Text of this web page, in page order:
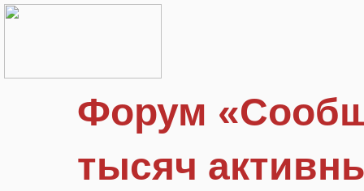
Форум
тысяч